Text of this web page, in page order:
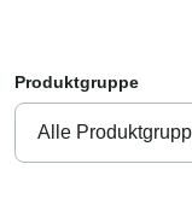
Produktgruppe